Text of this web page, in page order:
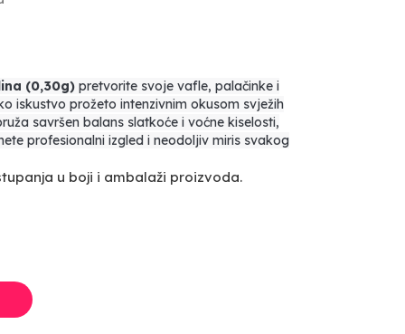
(0,30g) pretvorite svoje vafle, palačinke i
iskustvo prožeto intenzivnim okusom svježih
savršen balans slatkoće i voćne kiselosti,
profesionalni izgled i neodoljiv miris svakog
u boji i ambalaži proizvoda.